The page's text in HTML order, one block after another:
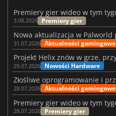
3.08.2026 Premiery gier
31.07.2026 Aktualności gamingowe
29.07.2026 Nowości Hardware
28.07.2026 Aktualności gamingowe
28.07.2026 Premiery gier